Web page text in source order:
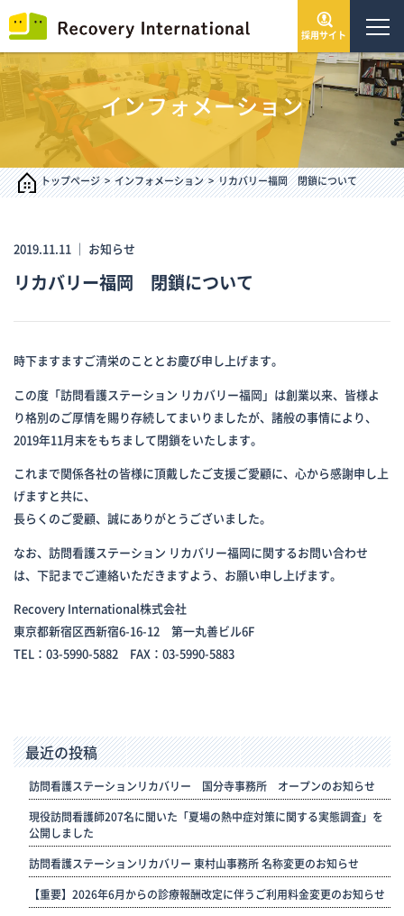
トップページ
会社情報
サービス・事業
インフォメーション
お問い合わせ
採用サイト
インフォメーション
トップページ インフォメーション リカバリー福岡 閉鎖について
2019.11.11 ｜ お知らせ
リカバリー福岡 閉鎖について
時下ますますご清栄のこととお慶び申し上げます。
この度「訪問看護ステーション リカバリー福岡」は創業以来、皆様よ
り格別のご厚情を賜り存続してまいりましたが、諸般の事情により、
2019年11月末をもちまして閉鎖をいたします。
これまで関係各社の皆様に頂戴したご支援ご愛顧に、心から感謝申し上
げますと共に、
長らくのご愛顧、誠にありがとうございました。
なお、訪問看護ステーション リカバリー福岡に関するお問い合わせ
は、下記までご連絡いただきますよう、お願い申し上げます。
Recovery International株式会社
東京都新宿区西新宿6-16-12 第一丸善ビル6F
TEL：03-5990-5882 FAX：03-5990-5883
最近の投稿
訪問看護ステーションリカバリー 国分寺事務所 オープンのお知らせ
現役訪問看護師207名に聞いた「夏場の熱中症対策に関する実態調査」を
公開しました
訪問看護ステーションリカバリー 東村山事務所 名称変更のお知らせ
【重要】2026年6月からの診療報酬改定に伴うご利用料金変更のお知らせ